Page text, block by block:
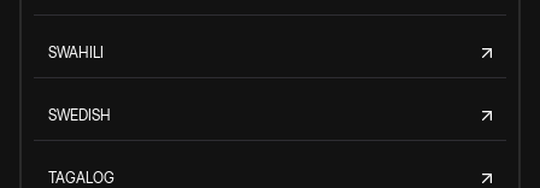
SWAHILI
SWEDISH
TAGALOG